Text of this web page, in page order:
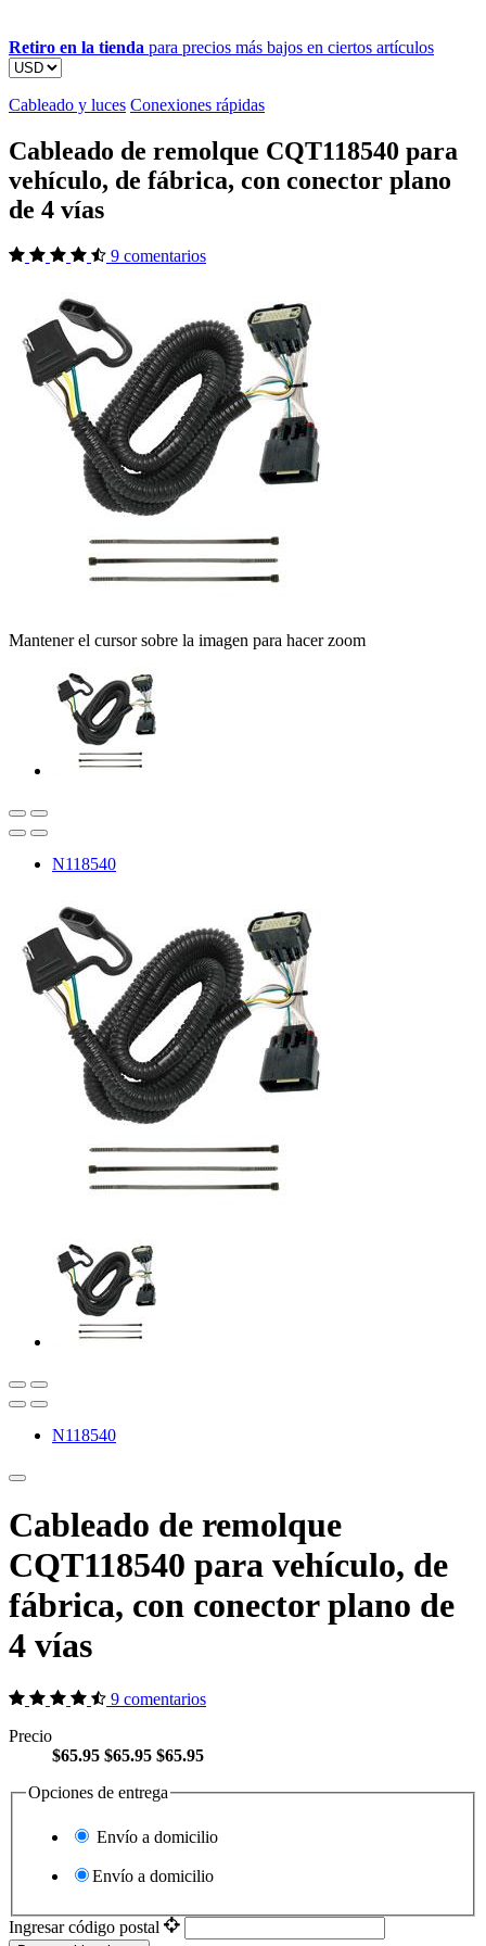
Retiro en la tienda para precios más bajos en ciertos artículos
Cableado y luces Conexiones rápidas
Cableado de remolque CQT118540 para
vehículo, de fábrica, con conector plano
de 4 vías
9 comentarios
Mantener el cursor sobre la imagen para hacer zoom
N118540
N118540
Cableado de remolque
CQT118540 para vehículo, de
fábrica, con conector plano de
4 vías
9 comentarios
Precio
$65.95 $65.95 $65.95
Opciones de entrega
Envío a domicilio
Envío a domicilio
Ingresar código postal